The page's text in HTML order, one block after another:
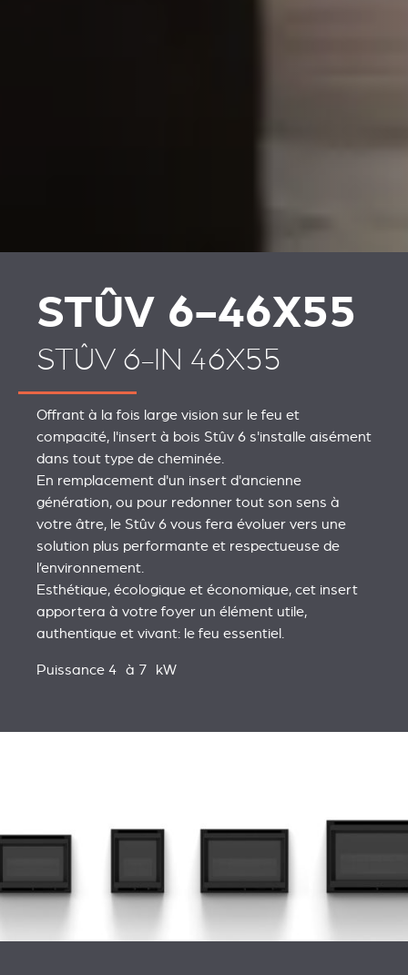
STÛV 6-46X55
STÛV 6-IN 46X55
Offrant à la fois large vision sur le feu et
compacité, l'insert à bois Stûv 6 s'installe aisément
dans tout type de cheminée.
En remplacement d'un insert d'ancienne
génération, ou pour redonner tout son sens à
votre âtre, le Stûv 6 vous fera évoluer vers une
solution plus performante et respectueuse de
l’environnement.
Esthétique, écologique et économique, cet insert
apportera à votre foyer un élément utile,
authentique et vivant: le feu essentiel.
Puissance 4 à 7 kW